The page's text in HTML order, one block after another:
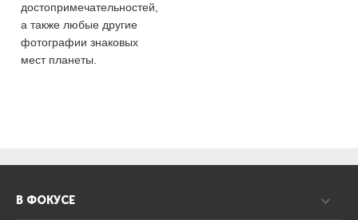
достопримечательностей,
а также любые другие
фотографии знаковых
мест планеты.
В ФОКУСЕ